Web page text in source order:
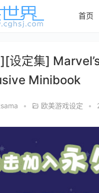
首页
设定集]
Minibook
• 欧美游戏设定 •